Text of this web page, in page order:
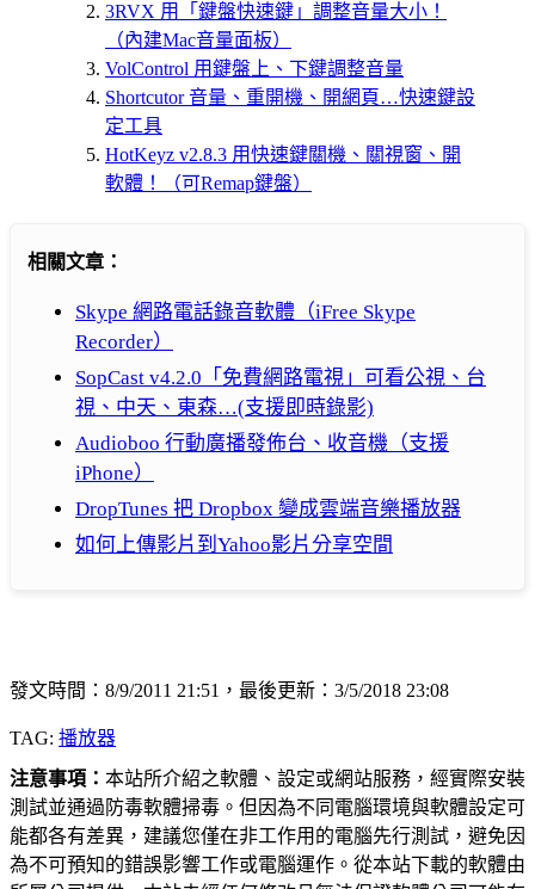
3RVX 用「鍵盤快速鍵」調整音量大小！
（內建Mac音量面板）
VolControl 用鍵盤上、下鍵調整音量
Shortcutor 音量、重開機、開網頁…快速鍵設
定工具
HotKeyz v2.8.3 用快速鍵關機、關視窗、開
軟體！（可Remap鍵盤）
相關文章：
Skype 網路電話錄音軟體（iFree Skype
Recorder）
SopCast v4.2.0「免費網路電視」可看公視、台
視、中天、東森…(支援即時錄影)
Audioboo 行動廣播發佈台、收音機（支援
iPhone）
DropTunes 把 Dropbox 變成雲端音樂播放器
如何上傳影片到Yahoo影片分享空間
發文時間：8/9/2011 21:51，最後更新：3/5/2018 23:08
TAG: 播放器
注意事項： 本站所介紹之軟體、設定或網站服務，經實際安裝
測試並通過防毒軟體掃毒。但因為不同電腦環境與軟體設定可
能都各有差異，建議您僅在非工作用的電腦先行測試，避免因
為不可預知的錯誤影響工作或電腦運作。從本站下載的軟體由